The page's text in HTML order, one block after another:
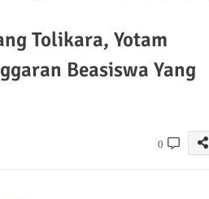
Tolikara, Yotam
Beasiswa Yang
0